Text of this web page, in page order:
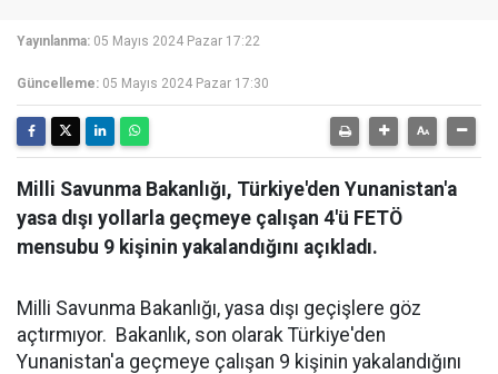
Yayınlanma: 05 Mayıs 2024 Pazar 17:22
Güncelleme: 05 Mayıs 2024 Pazar 17:30
Milli Savunma Bakanlığı, Türkiye'den Yunanistan'a
yasa dışı yollarla geçmeye çalışan 4'ü FETÖ
mensubu 9 kişinin yakalandığını açıkladı.
Milli Savunma Bakanlığı, yasa dışı geçişlere göz
açtırmıyor. Bakanlık, son olarak Türkiye'den
Yunanistan'a geçmeye çalışan 9 kişinin yakalandığını